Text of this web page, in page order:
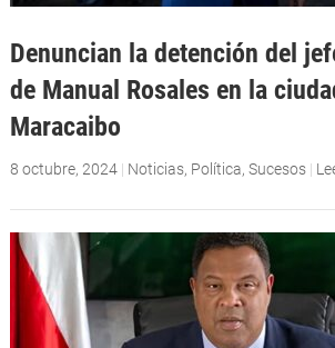
Denuncian la detención del
de Manual Rosales en la
Maracaibo
8 octubre, 2024| Noticias, Política, Sucesos |